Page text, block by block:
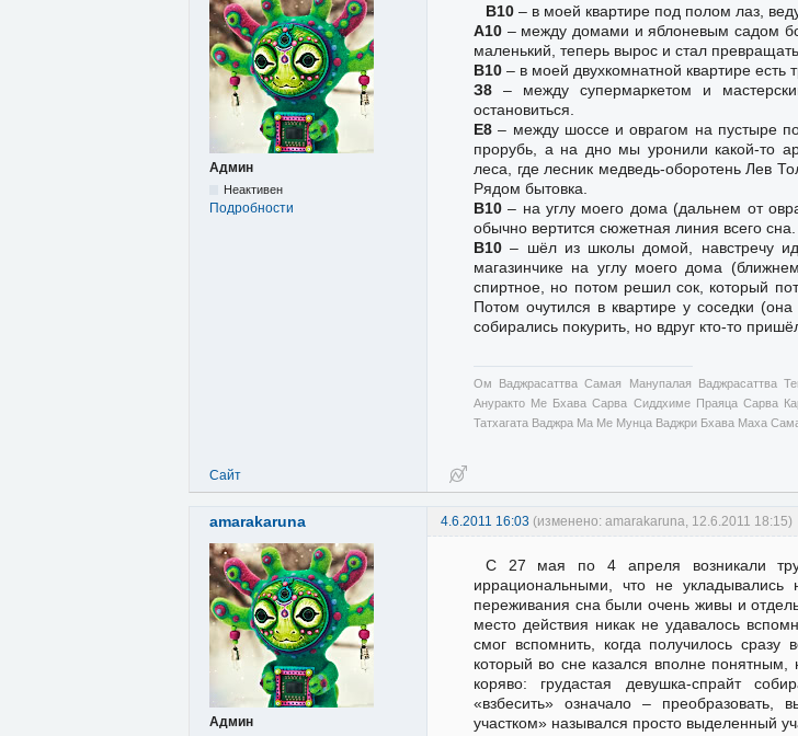
Админ
Неактивен
Подробности
В10– в моей квартире под полом лаз,
А10 – между домами и яблоневым садом
маленький, теперь вырос и стал
В10 – в моей двухкомнатной квартире есть
З8 – между супермаркетом и
остановиться.
Е8 – между шоссе и оврагом на пустыре
прорубь, а на дно мы уронили какой-то
леса, где лесник медведь-оборотень Лев
Рядом бытовка.
В10 – на углу моего дома (дальнем от
обычно вертится сюжетная линия всего сна.
В10 – шёл из школы домой, навстречу
магазинчике на углу моего дома
спиртное, но потом решил сок, который
Потом очутился в квартире у соседки
собирались покурить, но вдруг кто-то
Ом Ваджрасаттва Самая Манупалая Ваджрасаттва
Ануракто Ме Бхава Сарва Сиддхиме Праяца Сарва
Татхагата Ваджра Ма Ме Мунца Ваджри Бхава Маха
Сайт
amarakaruna 4.6.2011 16:03 (изменено: amarakaruna, 12.6.2011 18:15)
Админ
С 27 мая по 4 апреля возникали
иррациональными, что не
переживания сна были очень живы и
место действия никак не удавалось
смог вспомнить, когда получилось сразу
который во сне казался вполне
коряво: грудастая девушка-спрайт
«взбесить» означало – преобразовать,
участком» назывался просто выделенный